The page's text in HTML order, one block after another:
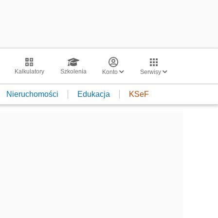
Kalkulatory Szkolenia Konto Serwisy
Nieruchomości Edukacja KSeF